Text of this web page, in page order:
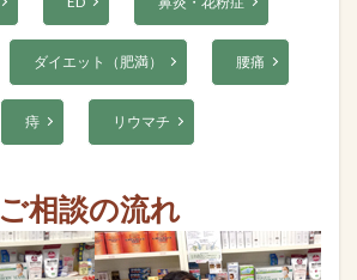
ダイエット（肥満） 腰痛
痔 リウマチ
ご相談の流れ